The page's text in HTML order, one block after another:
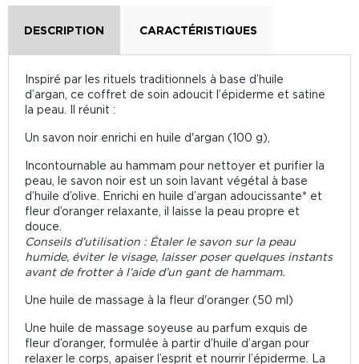
DESCRIPTION CARACTÉRISTIQUES
Inspiré par les rituels traditionnels à base d’huile
d’argan, ce coffret de soin adoucit l’épiderme et satine
la peau. Il réunit :
Un savon noir enrichi en huile d'argan (100 g),
Incontournable au hammam pour nettoyer et purifier la
peau, le savon noir est un soin lavant végétal à base
d’huile d’olive. Enrichi en huile d’argan adoucissante* et
fleur d’oranger relaxante, il laisse la peau propre et
douce.
Conseils d’utilisation : Étaler le savon sur la peau
humide, éviter le visage, laisser poser quelques instants
avant de frotter à l’aide d’un gant de hammam.
Une huile de massage à la fleur d'oranger (50 ml)
Une huile de massage soyeuse au parfum exquis de
fleur d’oranger, formulée à partir d’huile d’argan pour
relaxer le corps, apaiser l’esprit et nourrir l’épiderme. La